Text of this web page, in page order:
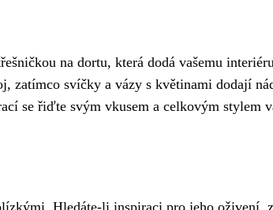
na dortu, která dodá vašemu interiéru
zatímco svíčky a vázy s květinami dodají
se řiďte svým vkusem a celkovým stylem
Hledáte-li inspiraci pro jeho oživení,